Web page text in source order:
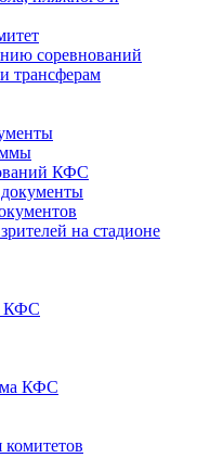
соревнований
трансферам
КФС
на стадионе
КФС
КФС